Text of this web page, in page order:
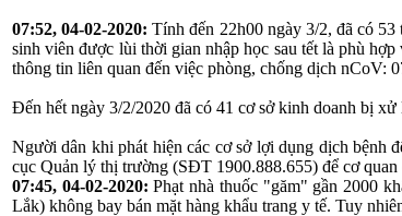
07:52, 04-02-2020:Tính đến 22h00 ngày 3/2, đã có
sinh viên được lùi thời gian nhập học sau tết là phù
thông tin liên quan đến việc phòng, chống dịch nCoV:
Đến hết ngày 3/2/2020 đã có 41 cơ sở kinh doanh bị
Người dân khi phát hiện các cơ sở lợi dụng dịch bệnh
cục Quản lý thị trường (SĐT 1900.888.655) để cơ
07:45, 04-02-2020:Phạt nhà thuốc "găm" gần 2000
Lắk) không bay bán mặt hàng khẩu trang y tế. Tuy